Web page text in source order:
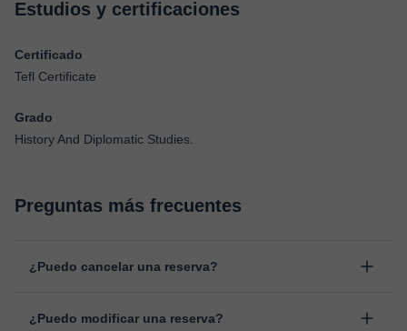
Estudios y certificaciones
Certificado
Tefl Certificate
Grado
History And Diplomatic Studies.
Preguntas más frecuentes
¿Puedo cancelar una reserva?
antes de la clase, indicando el motivo de cancelación.
¿Puedo modificar una reserva?